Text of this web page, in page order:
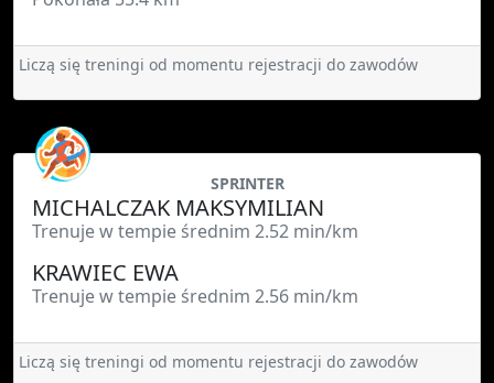
Liczą się treningi od momentu rejestracji do zawodów
SPRINTER
MICHALCZAK MAKSYMILIAN
Trenuje w tempie średnim 2.52 min/km
KRAWIEC EWA
Trenuje w tempie średnim 2.56 min/km
Liczą się treningi od momentu rejestracji do zawodów